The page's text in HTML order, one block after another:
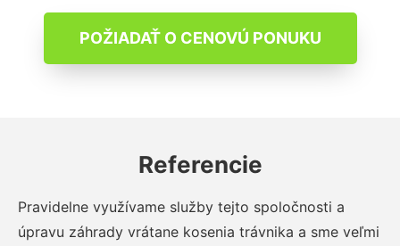
POŽIADAŤ O CENOVÚ PONUKU
Referencie
Pravidelne využívame služby tejto spoločnosti a
úpravu záhrady vrátane kosenia trávnika a sme veľmi